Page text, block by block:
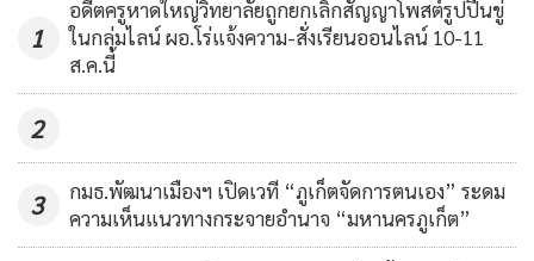
13
1
อดีตครูหาดใหญ่วิทยาลัยถูกยกเลิกสัญญาโพสต์รูปปืนขู่
ในกลุ่มไลน์ ผอ.โร่แจ้งความ-สั่งเรียนออนไลน์ 10-11
ส.ค.นี้
2
3
กมธ.พัฒนาเมืองฯ เปิดเวที “ภูเก็ตจัดการตนเอง” ระดม
ความเห็นแนวทางกระจายอำนาจ “มหานครภูเก็ต”